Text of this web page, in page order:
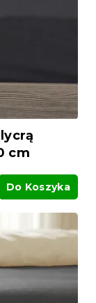
cm
Do Koszyka